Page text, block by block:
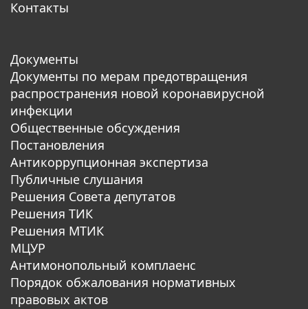
Контакты
Документы
Документы по мерам предотвращения
распространения новой коронавирусной
инфекции
Общественные обсуждения
Постановления
Антикоррупционная экспертиза
Публичные слушания
Решения Совета депутатов
Решения ТИК
Решения МТИК
МЦУР
Антимонопольный комплаенс
Порядок обжалования нормативных
правовых актов